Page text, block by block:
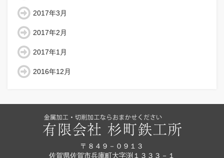
2017年3月
2017年2月
2017年1月
2016年12月
〒８４９－０９１３
佐賀県佐賀市兵庫町大字渕１３３３－１